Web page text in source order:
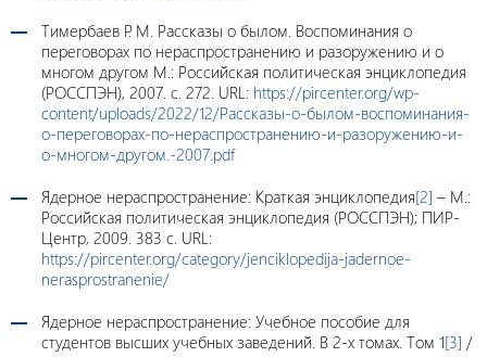
Тимербаев Р. М. Рассказы о былом. Воспоминания о
переговорах по нераспространению и разоружению и о
многом другом М.: Российская политическая энциклопедия
(РОССПЭН), 2007. с. 272. URL: https://pircenter.org/wp-
content/uploads/2022/12/Рассказы-о-былом-воспоминания-
о-переговорах-по-нераспространению-и-разоружению-и-
о-многом-другом.-2007.pdf
Ядерное нераспространение: Краткая энциклопедия[2] – М.:
Российская политическая энциклопедия (РОССПЭН); ПИР-
Центр, 2009. 383 c. URL:
https://pircenter.org/category/jenciklopedija-jadernoe-
nerasprostranenie/
Ядерное нераспространение: Учебное пособие для
студентов высших учебных заведений. В 2-х томах. Том 1[3] /